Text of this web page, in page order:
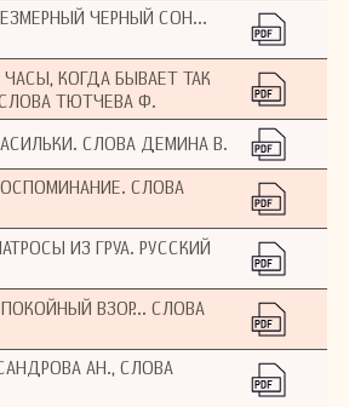
ЧЕРНЫЙ СОН...
КОГДА БЫВАЕТ ТАК
ТЮТЧЕВА Ф.
СЛОВА ДЕМИНА В.
СЛОВА
ИЗ ГРУА. РУССКИЙ
ВЗОР... СЛОВА
АН., СЛОВА